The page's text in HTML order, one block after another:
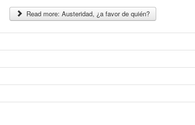
Read more: Austeridad, ¿a favor de quién?